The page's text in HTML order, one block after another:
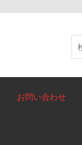
索:
お問い合わせ